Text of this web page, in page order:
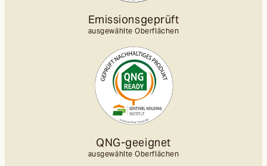
Emissionsgeprüft
ausgewählte Oberflächen
QNG-geeignet
ausgewählte Oberflächen